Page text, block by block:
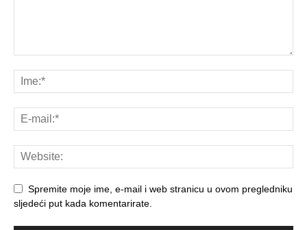
Spremite moje ime, e-mail i web stranicu u ovom pregledniku
sljedeći put kada komentarirate.